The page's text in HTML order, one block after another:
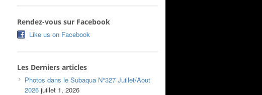
Rendez-vous sur Facebook
Like us on Facebook
Les Derniers articles
Photos dans le Subaqua N°327 Juillet/Aout
2026 juillet 1, 2026